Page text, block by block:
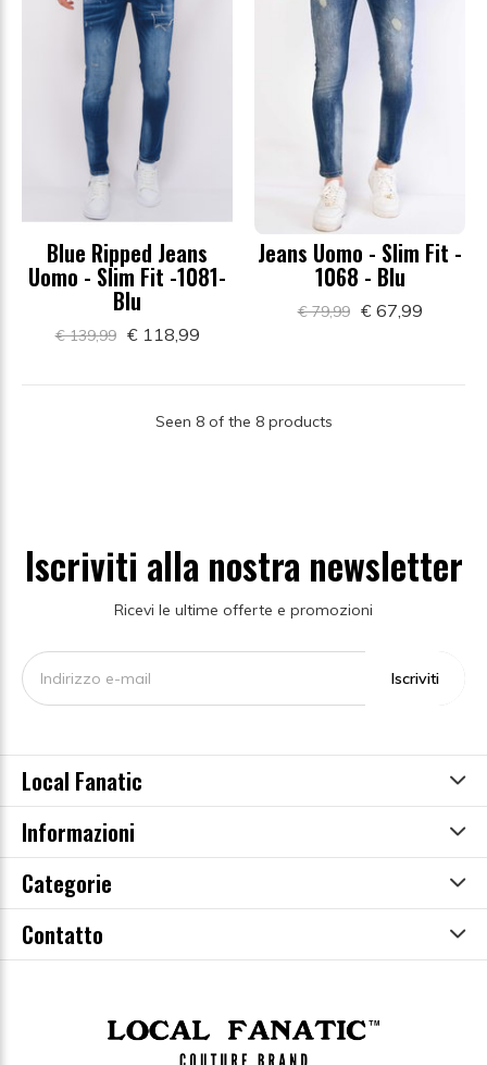
Blue Ripped Jeans
Uomo - Slim Fit -1081-
Blu
€ 139,99 € 118,99
Jeans Uomo - Slim Fit -
1068 - Blu
€ 79,99 € 67,99
Seen 8 of the 8 products
Iscriviti alla nostra newsletter
Ricevi le ultime offerte e promozioni
Iscriviti
Local Fanatic
Informazioni
Categorie
Contatto